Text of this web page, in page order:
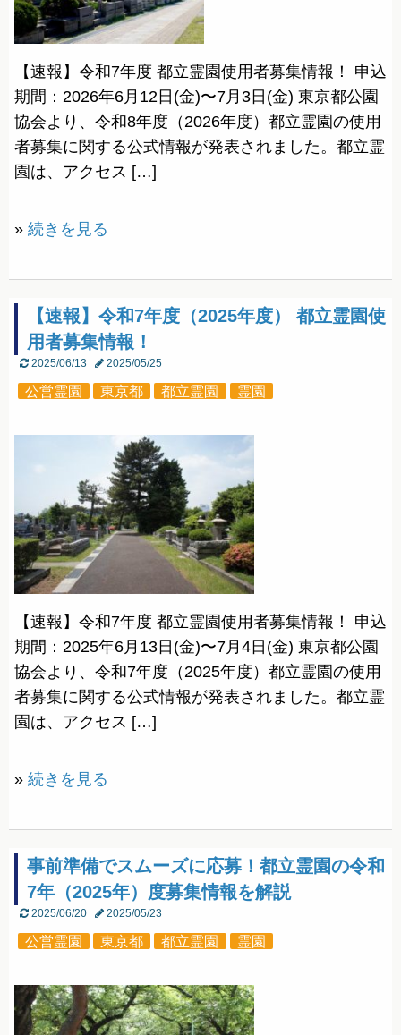
【速報】令和7年度 都立霊園使用者募集情報！ 申込
期間：2026年6月12日(金)〜7月3日(金) 東京都公園
協会より、令和8年度（2026年度）都立霊園の使用
者募集に関する公式情報が発表されました。都立霊
園は、アクセス […]
» 続きを見る
【速報】令和7年度（2025年度） 都立霊園使
用者募集情報！
2025/06/13 2025/05/25
公営霊園 東京都 都立霊園 霊園
【速報】令和7年度 都立霊園使用者募集情報！ 申込
期間：2025年6月13日(金)〜7月4日(金) 東京都公園
協会より、令和7年度（2025年度）都立霊園の使用
者募集に関する公式情報が発表されました。都立霊
園は、アクセス […]
» 続きを見る
事前準備でスムーズに応募！都立霊園の令和
7年（2025年）度募集情報を解説
2025/06/20 2025/05/23
公営霊園 東京都 都立霊園 霊園